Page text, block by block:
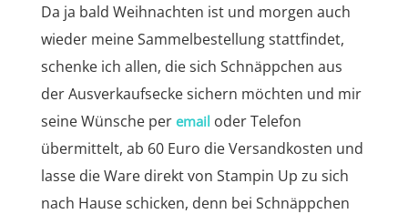
Da ja bald Weihnachten ist und morgen auch
wieder meine Sammelbestellung stattfindet,
schenke ich allen, die sich Schnäppchen aus
der Ausverkaufsecke sichern möchten und mir
seine Wünsche per emailoder Telefon
übermittelt, ab 60 Euro die Versandkosten und
lasse die Ware direkt von Stampin Up zu sich
nach Hause schicken, denn bei Schnäppchen